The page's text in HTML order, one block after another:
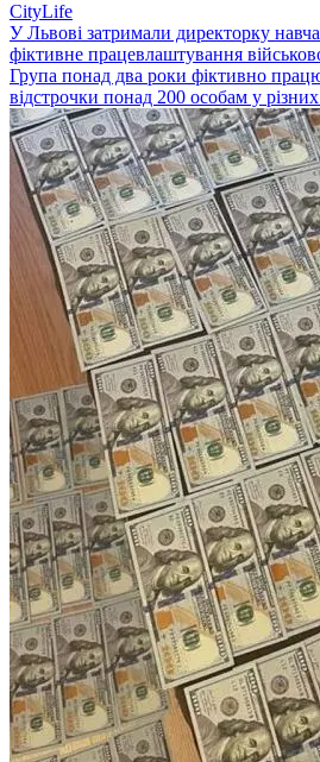
CityLife
У Львові затримали директорку
фіктивне працевлаштування
Група понад два роки фіктивно
відстрочки понад 200 особам у